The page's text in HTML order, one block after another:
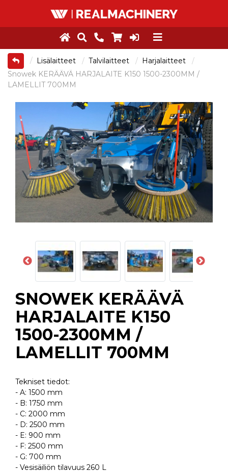
Lisälaitteet Talvilaitteet
Harjalaitteet
Snowek KERÄÄVÄ HARJALAITE K150 1500-2300MM /
LAMELLIT 700MM
SNOWEK KERÄÄVÄ
HARJALAITE K150
1500-2300MM /
LAMELLIT 700MM
Tekniset tiedot:
- A: 1500 mm
- B: 1750 mm
- C: 2000 mm
- D: 2500 mm
- E: 900 mm
- F: 2500 mm
- G: 700 mm
- Vesisäiliön tilavuus 260 L